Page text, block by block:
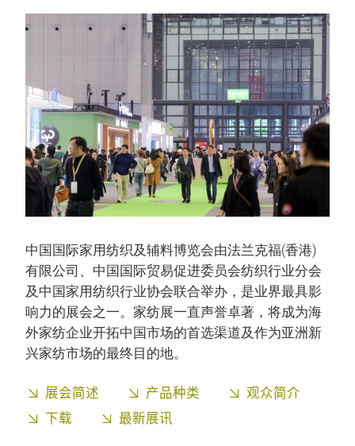
中国国际家用纺织及辅料博览会由法兰克福(香港)
有限公司、中国国际贸易促进委员会纺织行业分会
及中国家用纺织行业协会联合举办，是业界最具影
响力的展会之一。家纺展一直声誉卓著，将成为海
外家纺企业开拓中国市场的首选渠道及作为亚洲新
兴家纺市场的最终目的地。
展会简述 产品种类
观众简介
下载
最新展讯